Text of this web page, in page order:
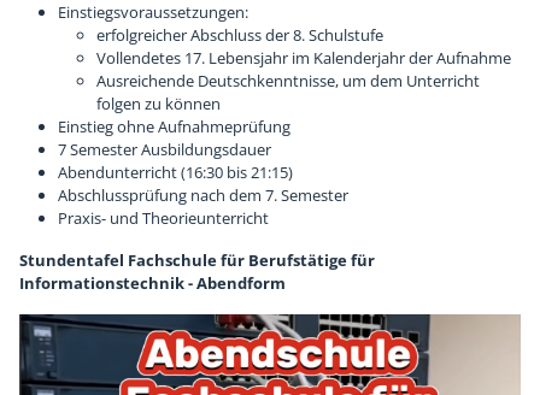
Einstiegsvoraussetzungen:
erfolgreicher Abschluss der 8. Schulstufe
Vollendetes 17. Lebensjahr im Kalenderjahr der Aufnahme
Ausreichende Deutschkenntnisse, um dem Unterricht
folgen zu können
Einstieg ohne Aufnahmeprüfung
7 Semester Ausbildungsdauer
Abendunterricht (16:30 bis 21:15)
Abschlussprüfung nach dem 7. Semester
Praxis- und Theorieunterricht
Stundentafel Fachschule für Berufstätige für
Informationstechnik - Abendform